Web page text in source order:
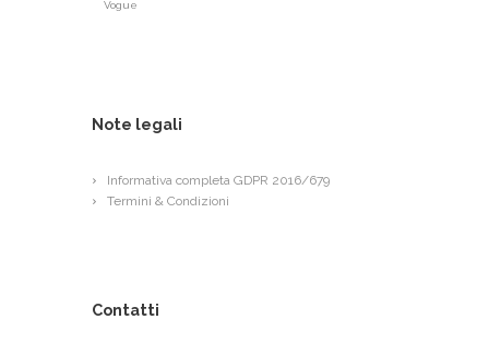
Vogue
Note legali
Informativa completa GDPR 2016/679
Termini & Condizioni
Contatti